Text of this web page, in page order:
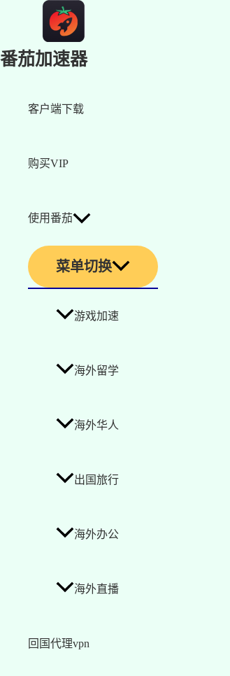
番茄加速器
客户端下载
购买VIP
使用番茄
菜单切换
游戏加速
海外留学
海外华人
出国旅行
海外办公
海外直播
回国代理vpn